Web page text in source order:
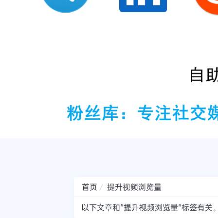
首页
提升视频浏览量
以下文章和"提升视频浏览量"标签有关